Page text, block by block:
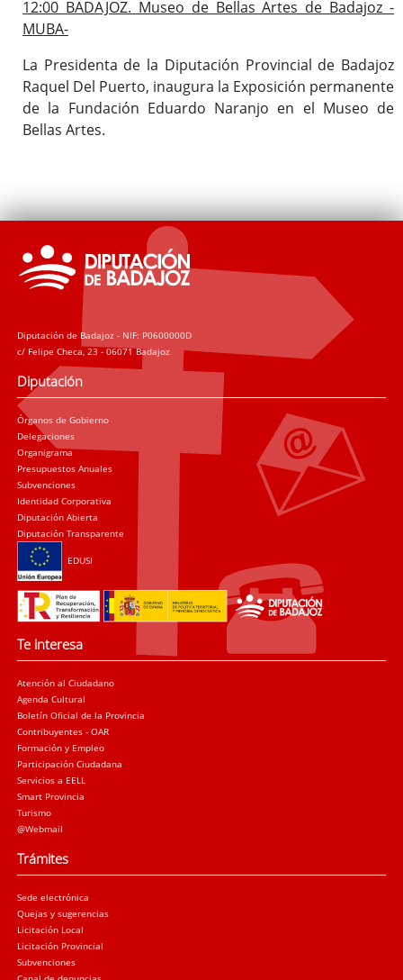
12:00 BADAJOZ. Museo de Bellas Artes de Badajoz -
MUBA-
La Presidenta de la Diputación Provincial de Badajoz
Raquel Del Puerto, inaugura la Exposición permanente
de la Fundación Eduardo Naranjo en el Museo de
Bellas Artes.
Diputación de Badajoz - NIF: P0600000D
c/ Felipe Checa, 23 - 06071 Badajoz
Diputación
Órganos de Gobierno
Delegaciones
Organigrama
Presupuestos Anuales
Subvenciones
Identidad Corporativa
Diputación Abierta
Diputación Transparente
EDUSI
Te interesa
Atención al Ciudadano
Agenda Cultural
Boletín Oficial de la Provincia
Contribuyentes - OAR
Formación y Empleo
Participación Ciudadana
Servicios a EELL
Smart Provincia
Turismo
@Webmail
Trámites
Sede electrónica
Quejas y sugerencias
Licitación Local
Licitación Provincial
Subvenciones